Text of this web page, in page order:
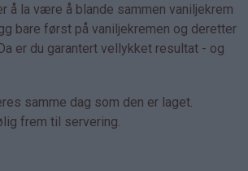
å la være å blande sammen vaniljekrem
bare først på vaniljekremen og deretter
er du garantert vellykket resultat - og
samme dag som den er laget.
frem til servering.